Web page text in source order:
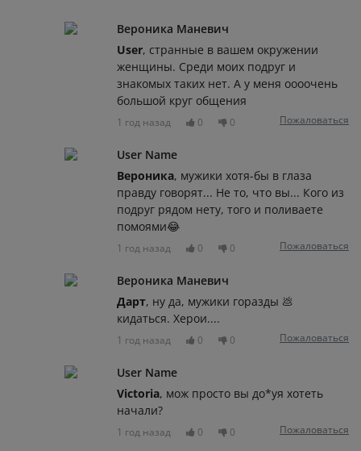
Вероника Маневич
User, странные в вашем окружении
женщины. Среди моих подруг и
знакомых таких нет. А у меня оооочень
большой круг общения
1 год назад 0 0 Пожаловаться
User Name
Вероника, мужики хотя-бы в глаза
правду говорят... Не то, что вы... Кого из
подруг рядом нету, того и поливаете
помоями😂
1 год назад 0 0 Пожаловаться
Вероника Маневич
Дарт, ну да, мужики горазды 💩
кидаться. Херои....
1 год назад 0 0 Пожаловаться
User Name
Victoria, мож просто вы до*уя хотеть
начали?
1 год назад 0 0 Пожаловаться